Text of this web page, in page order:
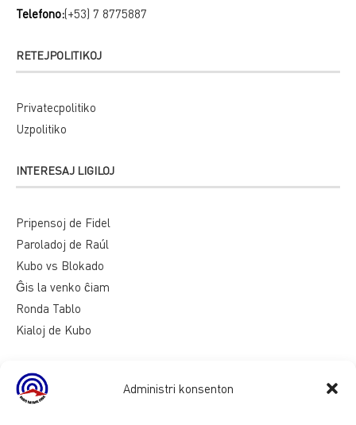
Administri konsenton
Telefono:(+53) 7 8775887
RETEJPOLITIKOJ
Privatecpolitiko
Uzpolitiko
INTERESAJ LIGILOJ
Pripensoj de Fidel
Paroladoj de Raúl
Kubo vs Blokado
Ĝis la venko ĉiam
Ronda Tablo
Kialoj de Kubo